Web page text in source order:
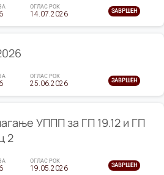
ОГЛАС РОК
14.07.2026 ЗАВРШЕН
ОГЛАС РОК
25.06.2026 ЗАВРШЕН
УППП за ГП 19.12 и ГП
2
ОГЛАС РОК
19.05.2026 ЗАВРШЕН